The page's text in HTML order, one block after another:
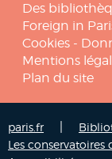
Des
Foreign in
Cookies -
Mentions
Plan du site
paris.fr
Les conservatoires